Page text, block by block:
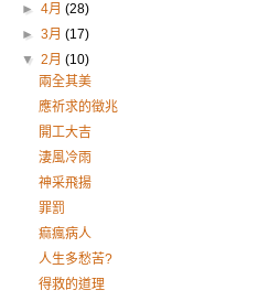
►4月(28)
►3月(17)
▼2月(10)
兩全其美
應祈求的徵兆
開工大吉
淒風冷雨
神采飛揚
罪罰
痲瘋病人
人生多愁苦?
得救的道理